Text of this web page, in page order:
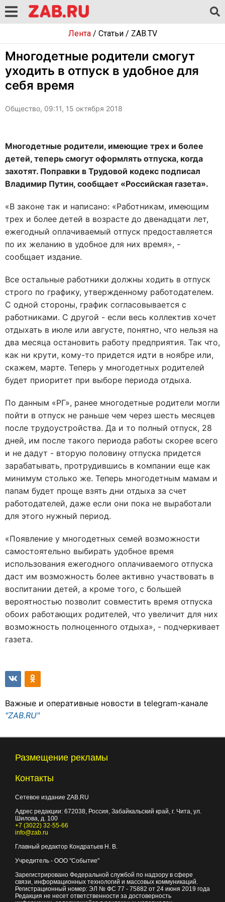
Лента/ Статьи/ ZAB.TV
Многодетные родители смогут
уходить в отпуск в удобное для
себя время
Общество, 09:11, 15 октября 2018
Многодетные родители, имеющие трех и более
детей, теперь смогут оформлять отпуска, когда
захотят. Поправки в Трудовой кодекс подписал
Владимир Путин, сообщает «Российская газета».
«В законе так и написано: «Работникам, имеющим
трех и более детей в возрасте до двенадцати лет,
ежегодный оплачиваемый отпуск предоставляется
по их желанию в удобное для них время», -
сообщает издание.
Все остальные работники должны ходить в отпуск
строго по графику, утвержденному работодателем.
С одной стороны, график согласовывается с
работниками. С другой - если весь коллектив хочет
отдыхать в июле или августе, понятно, что нельзя на
два месяца остановить работу предприятия. Так что,
как ни крути, кому-то придется идти в ноябре или,
скажем, марте. Теперь у многодетных родителей
будет приоритет при выборе периода отдыха.
По данным «РГ», ранее многодетные родители могли
пойти в отпуск не раньше чем через шесть месяцев
после трудоустройства. Да и то полный отпуск, 28
дней, им после такого периода работы скорее всего
и не дадут - вторую половину отпуска придется
зарабатывать, протрудившись в компании еще как
минимум столько же. Теперь многодетным мамам и
папам будет проще взять дни отдыха за счет
работодателей, даже если они пока не выработали
для этого нужный период.
«Появление у многодетных семей возможности
самостоятельно выбирать удобное время
использования ежегодного оплачиваемого отпуска
даст им возможность более активно участвовать в
воспитании детей, а кроме того, с большей
вероятностью позволит совместить время отпуска
обоих работающих родителей, что увеличит для них
возможность полноценного отдыха», - подчеркивает
газета.
Важные и оперативные новости в telegram-канале
"ZAB.RU"
Размещение рекламы
Контакты
Сетевое издание ZAB.RU
Адрес редакции: 672038, Россия, Забайкальский край, г. Чита, ул.
Шилова, д. 100
+7 (3022) 32-55-66
info@zab.ru
Главный редактор Кондратьев Н. В.
Учредитель - ООО "Событие"
Зарегистрировано Федеральной службой по надзору в сфере
связи, информационных технологий и массовых коммуникаций.
Регистрационный номер: ЭЛ № ФС 77 - 75882 от 24 июня 2019 года
Редакция не несет ответственности за достоверность